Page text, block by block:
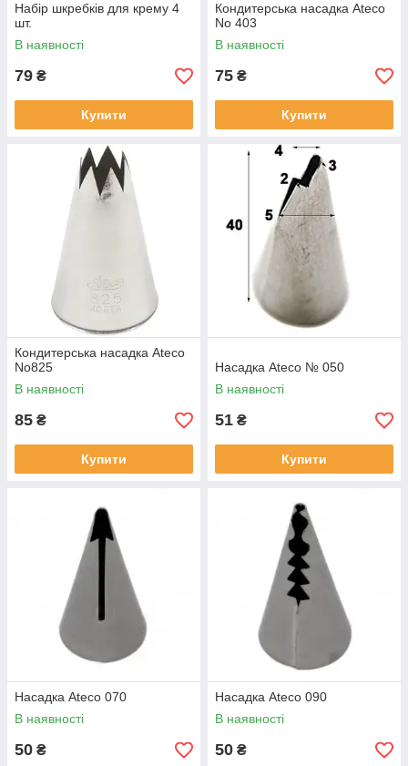
Набір шкребків для крему 4
шт.
В наявності
79 ₴
Купити
Кондитерська насадка Ateco
No 403
В наявності
75 ₴
Купити
Кондитерська насадка Ateco
No825
В наявності
85 ₴
Купити
Насадка Ateco № 050
В наявності
51 ₴
Купити
Насадка Ateco 070
В наявності
50 ₴
Насадка Ateco 090
В наявності
50 ₴